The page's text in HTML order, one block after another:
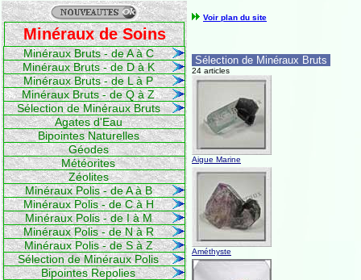
Minéraux de Soins
Minéraux Bruts - de A à C
Minéraux Bruts - de D à K
Minéraux Bruts - de L à P
Minéraux Bruts - de Q à Z
Sélection de Minéraux Bruts
Agates d'Eau
Bipointes Naturelles
Géodes
Météorites
Zéolites
Minéraux Polis - de A à B
Minéraux Polis - de C à H
Minéraux Polis - de I à M
Minéraux Polis - de N à R
Minéraux Polis - de S à Z
Sélection de Minéraux Polis
Bipointes Repolies
Voir plan du site
Sélection de Minéraux Bruts
24 articles
Aigue Marine
Améthyste